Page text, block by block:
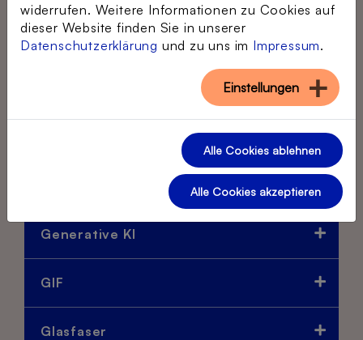
FRITZ!Box
Generative KI
GIF
Glasfaser
widerrufen. Weitere Informationen zu Cookies auf
dieser Website finden Sie in unserer
Datenschutzerklärung und zu uns im Impressum.
Einstellungen
Alle Cookies ablehnen
Alle Cookies akzeptieren